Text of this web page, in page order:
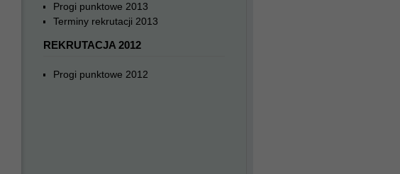
Progi punktowe 2013
Terminy rekrutacji 2013
REKRUTACJA 2012
Progi punktowe 2012